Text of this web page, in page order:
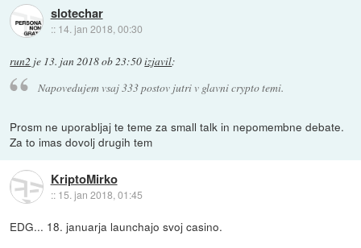
slotechar
:: 14. jan 2018, 00:30
run2 je 13. jan 2018 ob 23:50izjavil:
Napovedujem vsaj 333 postov jutri v glavni crypto temi.
Prosm ne uporabljaj te teme za small talk in nepomembne debate.
Za to imas dovolj drugih tem
KriptoMirko
:: 15. jan 2018, 01:45
EDG... 18. januarja launchajo svoj casino.